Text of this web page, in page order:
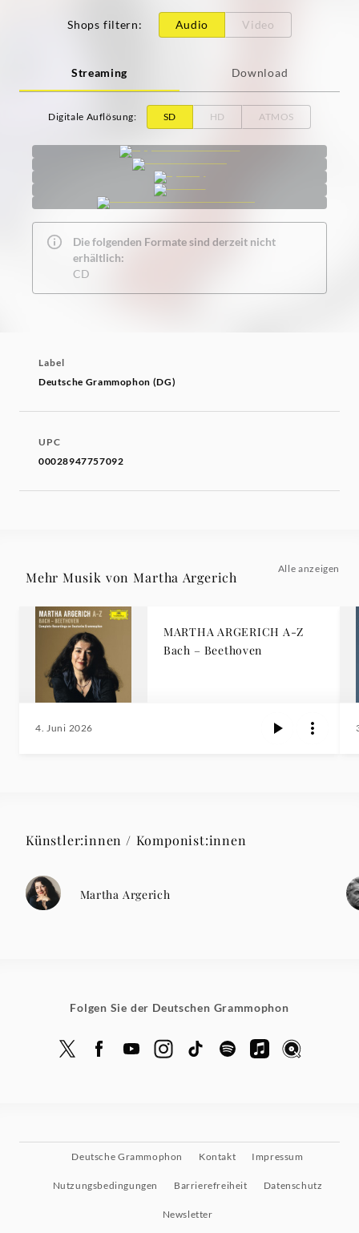
Shops filtern: Audio Video
Streaming Download
Digitale Auflösung: SD HD ATMOS
Die folgenden Formate sind derzeit nicht
erhältlich:
CD
Label
Deutsche Grammophon (DG)
UPC
00028947757092
Mehr Musik von Martha Argerich
Alle anzeigen
MARTHA ARGERICH A-Z
Bach – Beethoven
4. Juni 2026
Künstler:innen / Komponist:innen
Martha Argerich
Folgen Sie der Deutschen Grammophon
Deutsche Grammophon Kontakt Impressum
Nutzungsbedingungen Barrierefreiheit Datenschutz
Newsletter